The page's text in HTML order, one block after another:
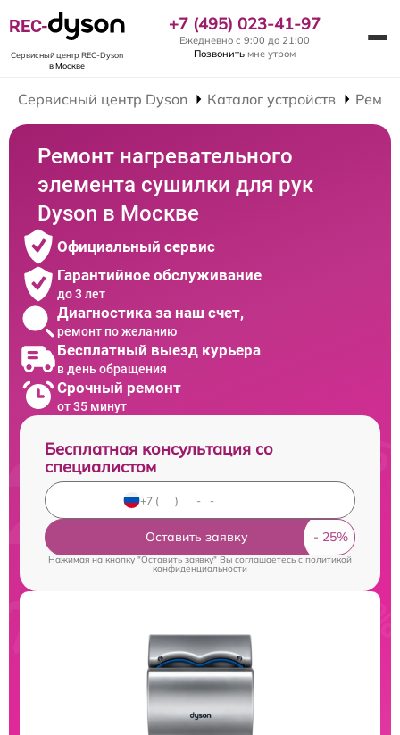
REC-
Сервисный центр REC-Dyson
в Москве
+7 (495) 023-41-97
Ежедневно с 9:00 до 21:00
Позвонить мне утром
Сервисный центр Dyson Каталог устройств
Ремонт нагревательного
элемента сушилки для рук
Dyson в Москве
Официальный сервис
Гарантийное обслуживание
до 3 лет
Диагностика за наш счет,
ремонт по желанию
Бесплатный выезд курьера
в день обращения
Срочный ремонт
от 35 минут
Бесплатная консультация со
специалистом
Оставить заявку
Нажимая на кнопку "Оставить заявку" Вы соглашаетесь cполитикой
конфиденциальности